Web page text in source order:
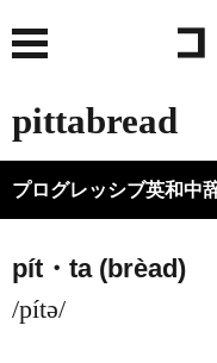
pittabread
プログレッシブ英和中
pít・ta (brèad)
/pítə/